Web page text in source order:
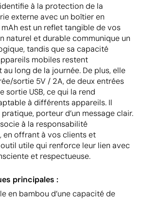
à la protection de la
externe avec un boîtier en
est un reflet tangible de vos
naturel et durable communique un
tandis que sa capacité
mobiles restent
long de la journée. De plus, elle
sortie 5V / 2A, de deux entrées
sortie USB, ce qui la rend
à différents appareils. Il
pratique, porteur d’un message clair.
à la responsabilité
en offrant à vos clients et
utile qui renforce leur lien avec
et respectueuse.
principales :
en bambou d’une capacité de